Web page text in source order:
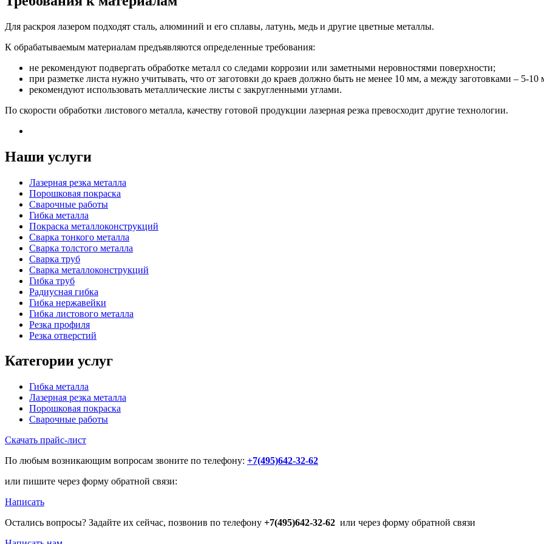
Для раскроя лазером подходят сталь, алюминий и его сплавы, латунь, медь и другие цветные металлы.
К обрабатываемым материалам предъявляются определенные требования:
не рекомендуют подвергать обработке металл со следами коррозии или заметными неровностями поверхности;
при разметке листа нужно учитывать, что от заготовки до краев должно быть не менее 10 мм, а между заготовками – 5-10
рекомендуют использовать металлические листы с закругленными углами.
По скорости обработки листового металла, качеству готовой продукции лазерная резка превосходит другие технологии.
Наши услуги
Лазерная резка металла
Порошковая покраска
Сварочные работы
Гибка металла
Покраска металлоконструкций
Сварка тонкого металла
Сварка толстого металла
Сварка труб
Сварка металлоконструкций
Гибка труб
Радиусная гибка
Гибка нержавейки
Гибка листового металла
Резка профиля
Резка отверстий
Категории услуг
Гибка металла
Лазерная резка металла
Порошковая покраска
Сварочные работы
Скачать прайс-лист
По любым возникающим вопросам звоните по телефону: +7(495)642-32-62
или пишите через форму обратной связи:
Написать
Остались вопросы? Задайте их сейчас, позвонив по телефону +7(495)642-32-62 или через форму обратной связи